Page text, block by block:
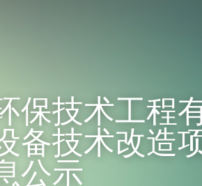
保技术工程
备技术改造
公示